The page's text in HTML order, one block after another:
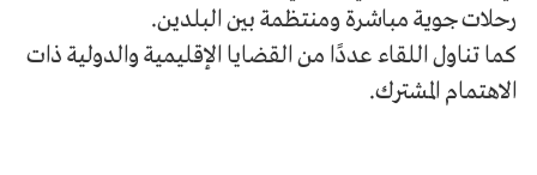
رحلات جوية مباشرة ومنتظمة بين البلدين.
كما تناول اللقاء عددًا من القضايا الإقليمية والدولية ذات
الاهتمام المشترك.